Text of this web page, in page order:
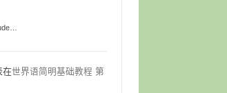
在世界语简明基础教程 第